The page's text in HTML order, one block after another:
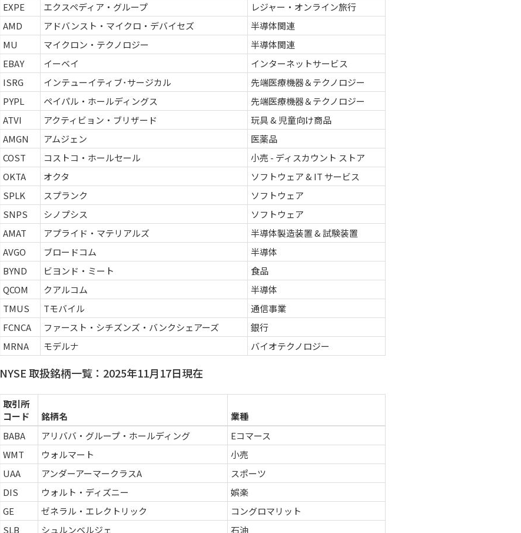
EXPE
エクスペディア・グループ
レジャー・オンライン旅行
AMD
アドバンスト・マイクロ・デバイセズ
半導体関連
MU
マイクロン・テクノロジー
半導体関連
EBAY
イーベイ
インターネットサービス
ISRG
インテューイティブ･サージカル
先端医療機器＆テクノロジー
PYPL
ペイパル・ホールディングス
先端医療機器＆テクノロジー
ATVI
アクティビョン・ブリザード
玩具 & 児童向け商品
AMGN
アムジェン
医薬品
COST
コストコ・ホールセール
小売 - ディスカウント ストア
OKTA
オクタ
ソフトウェア & IT サービス
SPLK
スプランク
ソフトウェア
SNPS
シノプシス
ソフトウェア
AMAT
アプライド・マテリアルズ
半導体製造装置 & 試験装置
AVGO
ブロードコム
半導体
BYND
ビヨンド・ミート
食品
QCOM
クアルコム
半導体
TMUS
Tモバイル
通信事業
FCNCA
ファースト・シチズンズ・バンクシェアーズ
銀行
MRNA
モデルナ バイオテクノロジー
NYSE 取扱銘柄一覧：2025年11月17日現在
取引所
コード
銘柄名
業種
BABA
アリババ・グループ・ホールディング
Eコマース
WMT
ウォルマート
小売
UAA
アンダーアーマークラスA
スポーツ
DIS
ウォルト・ディズニー
娯楽
GE
ゼネラル・エレクトリック
コングロマリット
SLB
シュルンベルジェ
石油